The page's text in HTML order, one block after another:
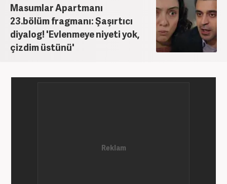
Masumlar Apartmanı
23.bölüm fragmanı: Şaşırtıcı
diyalog! 'Evlenmeye niyeti yok,
çizdim üstünü'